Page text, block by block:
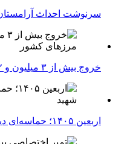
سرنوشت احداث
خروج بیش از ۳ میلیون و ۳۵۲ هزار زائر از مرزهای کشور
اربعین ۱۴۰۵؛ حماسه‌ای دیگر با سوگ رهبر شهید